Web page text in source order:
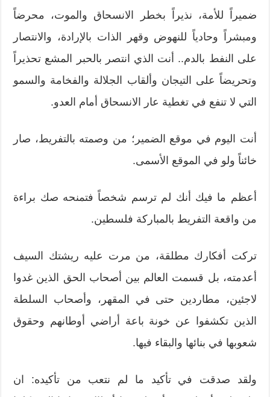
ضميراً للأمة، نذيراً بخطر الانسحاق والموت، محرضاً
ومبشراً وحادياً للنهوض وقهر الذات بالإرادة، والانتصار
على النفط بالدم.. أنت الذي انتصر بالحبر المشع تحذيراً
وتحريضاً على التيجان وألقاب الجلالة والفخامة والسمو
التي لا تنفع في تغطية عار الانسحاق أمام العدو.
أنت اليوم في موقع الضمير؛ من وصمته بالتفريط، صار
خائناً ولو في الموقع الأسمى.
أعظم ما فيك أنك لم ترسم شخصاً فتمنحه صك براءة
من واقعة التفريط بالمباركة فلسطين.
تركت أفكارك مطلقة، من مرت عليه ريشتك السيف
أعدمته، بل قسمت العالم بين أصحاب الحق الذين غدوا
لاجئين، مطاردين حتى في المقهر، وأصحاب السلطة
الذين تكشفوا عن خونة باعة أراضي أوطانهم وحقوق
شعوبها في بنائها والبقاء فيها.
ولقد صدقت في تأكيد ما لم نتعب من تأكيده: ان